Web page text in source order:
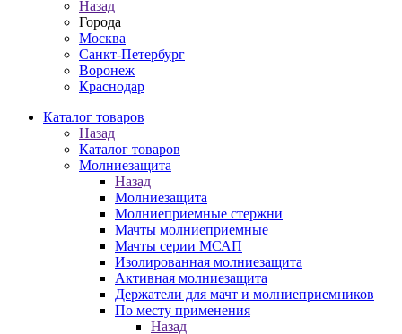
Назад
Города
Москва
Санкт-Петербург
Воронеж
Краснодар
Каталог товаров
Назад
Каталог товаров
Молниезащита
Назад
Молниезащита
Молниеприемные стержни
Мачты молниеприемные
Мачты серии МСАП
Изолированная молниезащита
Активная молниезащита
Держатели для мачт и молниеприемников
По месту применения
Назад